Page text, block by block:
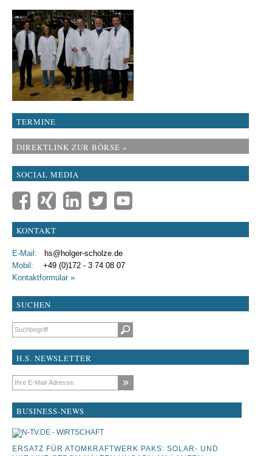
TERMINE
DIREKTLINK ZUR BÖRSE »
SOCIAL MEDIA
KONTAKT
E-Mail:
hs@holger-scholze.de
Mobil: +49 (0)172 - 3 74 08 07
Kontaktformular »
SUCHEN
Suchbegriffe
H.S. NEWSLETTER
E-Mail-Adresse
BUSINESS-NEWS
ERSATZ FÜR ATOMKRAFTWERK PAKS: SOLAR- UND